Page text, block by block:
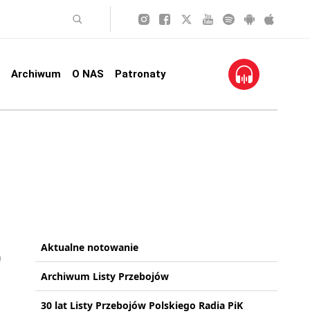
Archiwum O NAS Patronaty
Aktualne notowanie
Archiwum Listy Przebojów
30 lat Listy Przebojów Polskiego Radia PiK